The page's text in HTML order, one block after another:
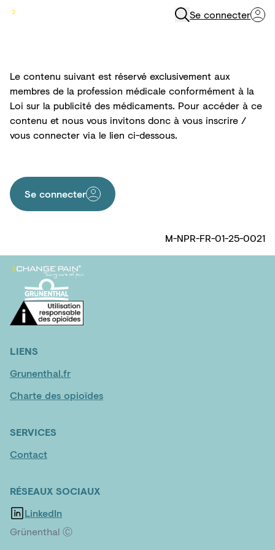
Se connecter
Le contenu suivant est réservé exclusivement aux
membres de la profession médicale conformément à la
Loi sur la publicité des médicaments. Pour accéder à ce
contenu et nous vous invitons donc à vous inscrire /
vous connecter via le lien ci-dessous.
Se connecter
M-NPR-FR-01-25-0021
LIENS
Grunenthal.fr
Charte des opioïdes
SERVICES
Contact
RÉSEAUX SOCIAUX
LinkedIn
Grünenthal Ⓒ